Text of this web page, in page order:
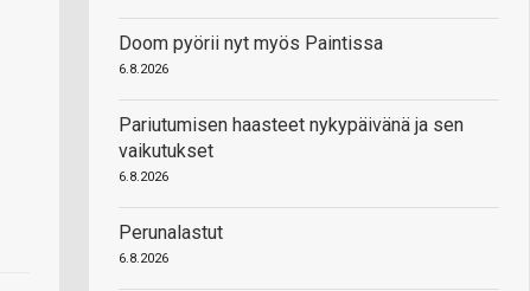
Doom pyörii nyt myös Paintissa
6.8.2026
Pariutumisen haasteet nykypäivänä ja sen
vaikutukset
6.8.2026
Perunalastut
6.8.2026